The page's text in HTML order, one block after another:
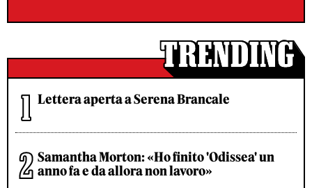
Lettera aperta a Serena Brancale
Samantha Morton: «Ho finito 'Odissea' un
anno fa e da allora non lavoro»